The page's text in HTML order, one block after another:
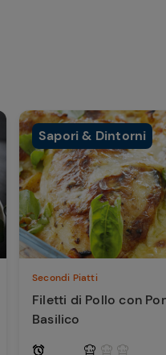
Sapori & Dintorni
Secondi Piatti
Filetti di Pollo con
Basilico